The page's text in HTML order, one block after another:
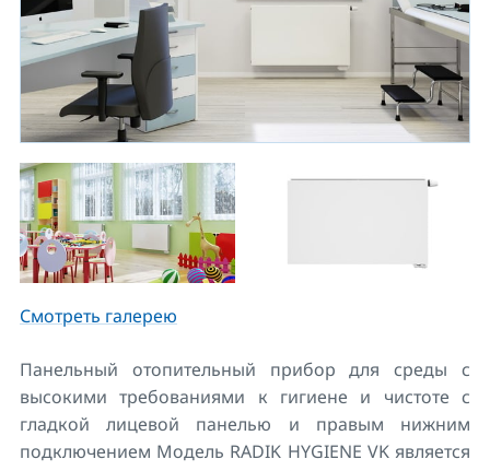
Смотреть галерею
Панельный отопительный прибор для среды с
высокими требованиями к гигиене и чистоте с
гладкой лицевой панелью и правым нижним
подключением Модель RADIK HYGIENE VK является